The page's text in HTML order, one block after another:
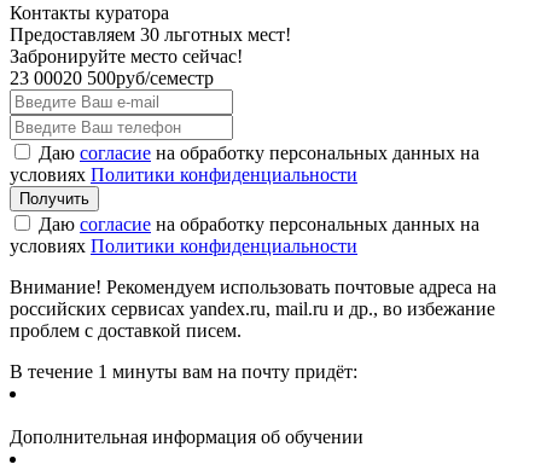
Контакты куратора
Предоставляем 30 льготных мест!
Забронируйте место сейчас!
23 00020 500руб/семестр
Даю согласие на обработку персональных данных на
условиях Политики конфиденциальности
Даю согласие на обработку персональных данных на
условиях Политики конфиденциальности
Внимание! Рекомендуем использовать почтовые адреса на
российских сервисах yandex.ru, mail.ru и др., во избежание
проблем с доставкой писем.
В течение 1 минуты вам на почту придёт:
Дополнительная информация об обучении